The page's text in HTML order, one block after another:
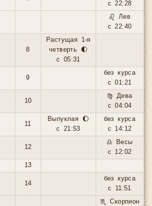
с 22:28
♌ Лев
с 22:40
8
Растущая 1-я
четверть 🌓
с 05:31
9
без курса
с 01:21
10
♍ Дева
с 04:04
11
Выпуклая 🌔
с 21:53
без курса
с 14:12
12
♎ Весы
с 12:02
13
14
без курса
с 11:51
♏ Скорпион